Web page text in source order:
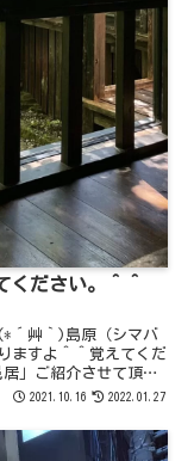
ください。＾＾
艸｀)島原（シマバ
ますよ＾＾覚えてくだ
」ご紹介させて頂き
」営業時間...
2021.10.16 2022.01.27